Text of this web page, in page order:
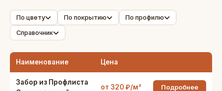
По цвету По покрытию По профилю
Справочник
Наименование Цена
Забор из Профлиста
от 320 ₽/м² Подробнее